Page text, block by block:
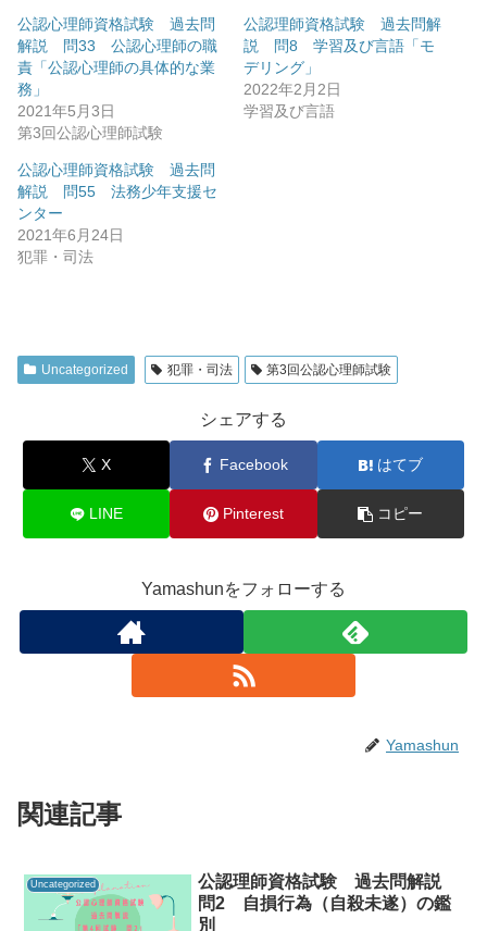
公認心理師資格試験 過去問
解説 問33 公認心理師の職
責「公認心理師の具体的な業
務」
2021年5月3日
第3回公認心理師試験
公認理師資格試験 過去問解
説 問8 学習及び言語「モ
デリング」
2022年2月2日
学習及び言語
公認心理師資格試験 過去問
解説 問55 法務少年支援セ
ンター
2021年6月24日
犯罪・司法
Uncategorized 犯罪・司法 第3回公認心理師試験
シェアする
X Facebook はてブ
LINE Pinterest コピー
Yamashunをフォローする
Yamashun
関連記事
Uncategorized
公認理師資格試験 過去問解説
問2 自損行為（自殺未遂）の鑑
別